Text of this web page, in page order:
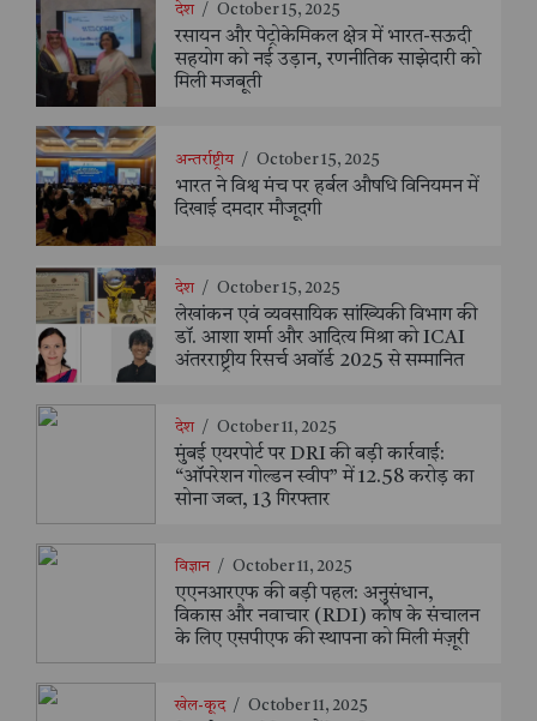
देश / October 15, 2025
रसायन और पेट्रोकेमिकल क्षेत्र में भारत-सऊदी
सहयोग को नई उड़ान, रणनीतिक साझेदारी को
मिली मजबूती
अन्तर्राष्ट्रीय / October 15, 2025
भारत ने विश्व मंच पर हर्बल औषधि विनियमन में
दिखाई दमदार मौजूदगी
देश / October 15, 2025
लेखांकन एवं व्यवसायिक सांख्यिकी विभाग की
डॉ. आशा शर्मा और आदित्य मिश्रा को ICAI
अंतरराष्ट्रीय रिसर्च अवॉर्ड 2025 से सम्मानित
देश / October 11, 2025
मुंबई एयरपोर्ट पर DRI की बड़ी कार्रवाई:
“ऑपरेशन गोल्डन स्वीप” में 12.58 करोड़ का
सोना जब्त, 13 गिरफ्तार
विज्ञान / October 11, 2025
एएनआरएफ की बड़ी पहल: अनुसंधान,
विकास और नवाचार (RDI) कोष के संचालन
के लिए एसपीएफ की स्थापना को मिली मंज़ूरी
खेल-कूद / October 11, 2025